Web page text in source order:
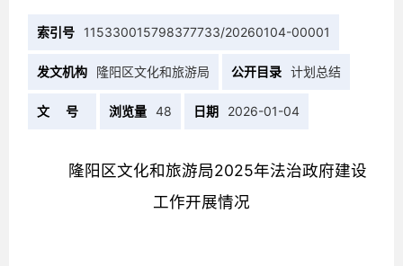
索引号 115330015798377733/20260104-00001
发文机构 隆阳区文化和旅游局 公开目录 计划总结
文 号 浏览量 48 日期 2026-01-04
隆阳区文化和旅游局2025年法治政府建设
工作开展情况